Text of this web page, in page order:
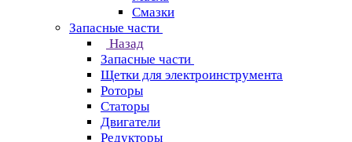
Смазки
Запасные части
Назад
Запасные части
Щетки для электроинструмента
Роторы
Статоры
Двигатели
Редукторы